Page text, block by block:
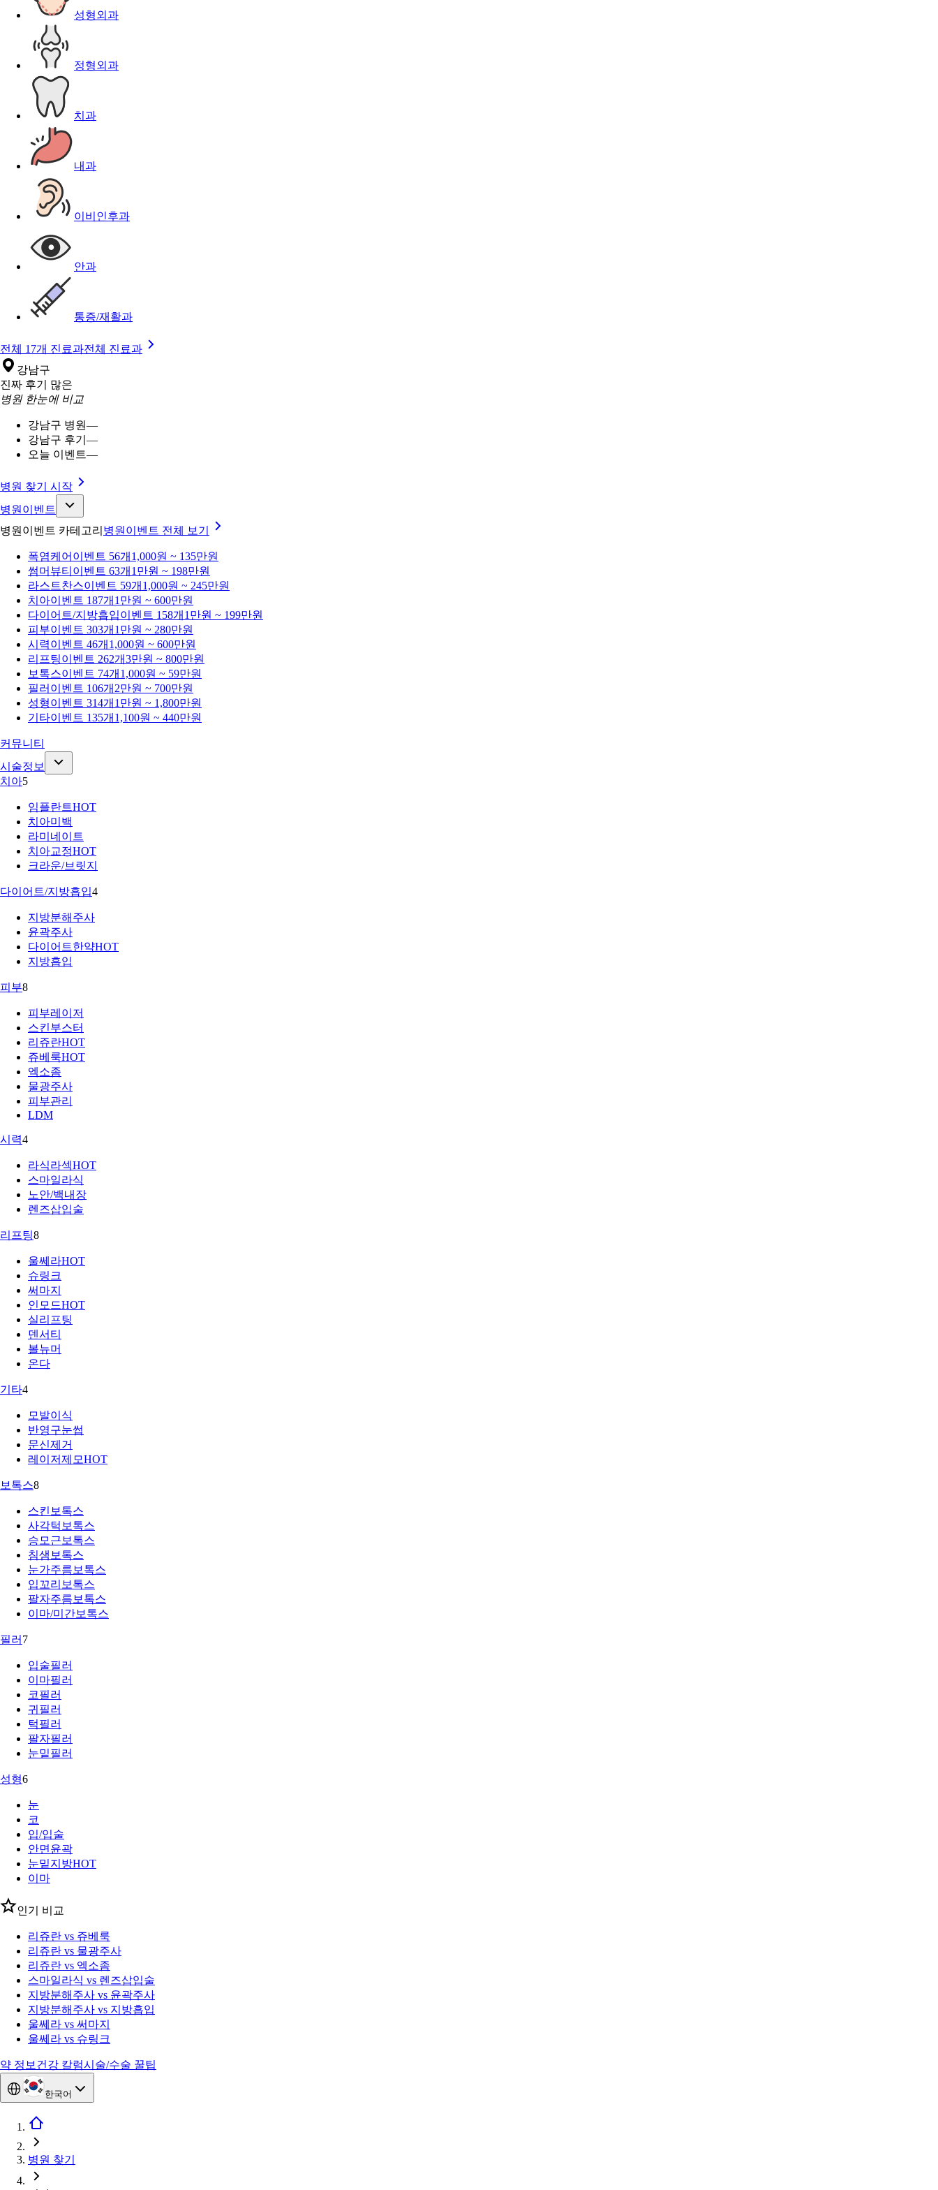
성형외과
정형외과
치과
내과
이비인후과
안과
통증/재활과
전체 17개 진료과전체 진료과
강남구
진짜 후기 많은
병원 한눈에 비교
강남구 병원—
강남구 후기 —
오늘 이벤트—
병원 찾기 시작
병원이벤트
병원이벤트 카테고리 병원이벤트 전체 보기
폭염케어 이벤트 56개 1,000원 ~ 135만원
썸머뷰티 이벤트 63개 1만원 ~ 198만원
라스트찬스이벤트 59개 1,000원 ~ 245만원
치아이벤트 187개 1만원 ~ 600만원
다이어트/지방흡입이벤트 158개 1만원 ~ 199만원
피부이벤트 303개 1만원 ~ 280만원
시력이벤트 46개 1,000원 ~ 600만원
리프팅이벤트 262개3만원 ~ 800만원
보톡스이벤트 74개 1,000원 ~ 59만원
필러 이벤트 106개 2만원 ~ 700만원
성형이벤트 314개 1만원 ~ 1,800만원
기타이벤트 135개 1,100원 ~ 440만원
커뮤니티
시술정보
치아5
임플란트HOT
치아미백
라미네이트
치아교정HOT
크라운/브릿지
다이어트/지방흡입4
지방분해주사
윤곽주사
다이어트한약HOT
지방흡입
피부8
피부레이저
스킨부스터
리쥬란HOT
쥬베룩HOT
엑소좀
물광주사
피부관리
LDM
시력4
라식라섹HOT
스마일라식
노안/백내장
렌즈삽입술
리프팅8
울쎄라HOT
슈링크
써마지
인모드HOT
실리프팅
덴서티
볼뉴머
온다
기타4
모발이식
반영구눈썹
문신제거
레이저제모HOT
보톡스8
스킨보톡스
사각턱보톡스
승모근보톡스
침샘보톡스
눈가주름보톡스
입꼬리보톡스
팔자주름보톡스
이마/미간보톡스
필러 7
입술필러
이마필러
코필러
귀필러
턱필러
팔자필러
눈밑필러
성형6
눈
코
입/입술
안면윤곽
눈밑지방HOT
이마
인기 비교
리쥬란 vs 쥬베룩
리쥬란 vs 물광주사
리쥬란 vs 엑소좀
스마일라식 vs 렌즈삽입술
지방분해주사 vs 윤곽주사
지방분해주사 vs 지방흡입
울쎄라 vs 써마지
울쎄라 vs 슈링크
약 정보 건강 칼럼시술/수술 꿀팁
한국어
병원 찾기